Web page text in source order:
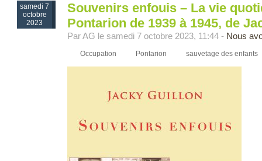
samedi 7
octobre
2023
Souvenirs enfouis – La vie
Pontarion de 1939 à 1945, de
Par AG le samedi 7 octobre 2023, 11:44 - Nous
Occupation Pontarion sauvetage des enfants